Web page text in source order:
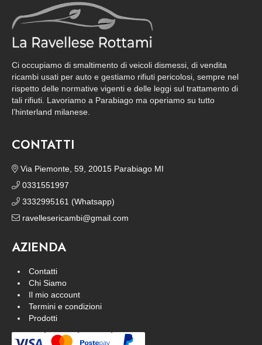
Ci occupiamo di smaltimento di veicoli dismessi, di vendita
ricambi usati per auto e gestiamo rifiuti pericolosi, sempre nel
rispetto delle normative vigenti e delle leggi sul trattamento di
tali rifiuti. Lavoriamo a Parabiago ma operiamo su tutto
l’hinterland milanese.
CONTATTI
Via Piemonte, 59, 20015 Parabiago MI
0331551997
3332995161 (Whatsapp)
ravellesericambi@gmail.com
AZIENDA
Contatti
Chi Siamo
Il mio account
Termini e condizioni
Prodotti